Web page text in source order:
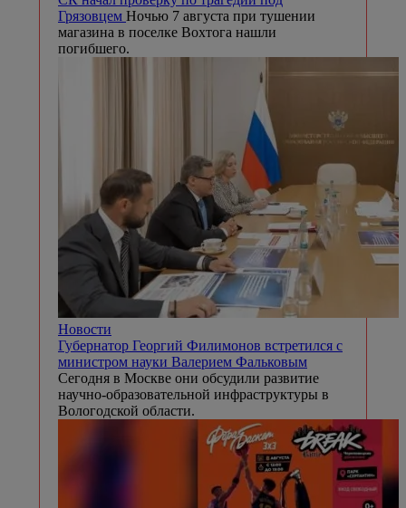
Грязовцем Ночью 7 августа при тушении
магазина в поселке Вохтога нашли
погибшего.
Новости
Губернатор Георгий Филимонов встретился с
министром науки Валерием Фальковым
Сегодня в Москве они обсудили развитие
научно-образовательной инфраструктуры в
Вологодской области.